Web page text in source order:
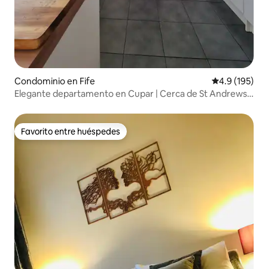
Condominio en Fife Calificación
4.9 (195)
Elegante departamento en Cupar | Cerca de St Andrews |
Favorito entre huéspedes
Favorito entre huéspedes